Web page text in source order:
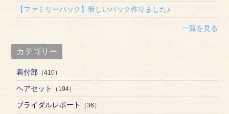
【ファミリーパック】新しいパック作りました♪
一覧を見る
カテゴリー
着付部 （410）
ヘアセット （194）
ブライダルレポート （36）